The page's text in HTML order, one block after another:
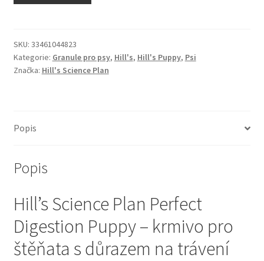
Odpočívadla pro kočky
Pamlsky pro kočky
Škrabadla pro kočky
Veterinární dieta pro kočky
Vše pro psy — Krmivo, doplňky, vybavení
SKU: 33461044823
Kategorie: Granule pro psy, Hill's, Hill's Puppy, Psi
Značka: Hill's Science Plan
Popis
Popis
Hill’s Science Plan Perfect
Digestion Puppy – krmivo pro
štěňata s důrazem na trávení